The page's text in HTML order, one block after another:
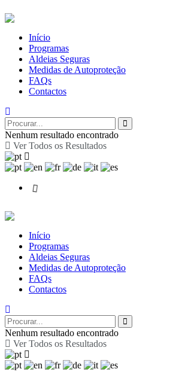
Início
Programas
Aldeias Seguras
Medidas de Autoproteção
FAQs
Contactos
Nenhum resultado encontrado
Ver Todos os Resultados
Início
Programas
Aldeias Seguras
Medidas de Autoproteção
FAQs
Contactos
Nenhum resultado encontrado
Ver Todos os Resultados